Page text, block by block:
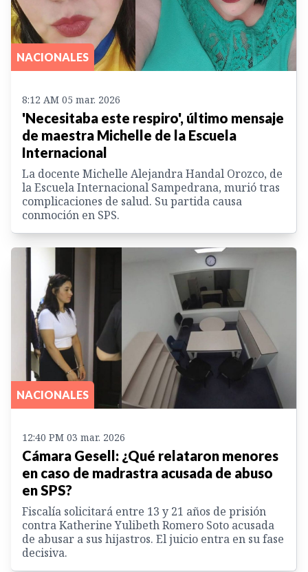
NACIONALES
8:12 AM 05 mar. 2026
'Necesitaba este respiro', último mensaje
de maestra Michelle de la Escuela
Internacional
La docente Michelle Alejandra Handal Orozco, de
la Escuela Internacional Sampedrana, murió tras
complicaciones de salud. Su partida causa
conmoción en SPS.
NACIONALES
12:40 PM 03 mar. 2026
Cámara Gesell: ¿Qué relataron menores
en caso de madrastra acusada de abuso
en SPS?
Fiscalía solicitará entre 13 y 21 años de prisión
contra Katherine Yulibeth Romero Soto acusada
de abusar a sus hijastros. El juicio entra en su fase
decisiva.